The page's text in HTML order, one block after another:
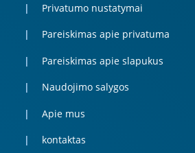
Privatumo nustatymai
Pareiskimas apie privatuma
Pareiskimas apie slapukus
Naudojimo salygos
Apie mus
kontaktas